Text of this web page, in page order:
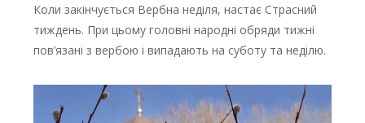
Коли закінчується Вербна неділя, настає Страсний
тиждень. При цьому головні народні обряди тижні
пов’язані з вербою і випадають на суботу та неділю.